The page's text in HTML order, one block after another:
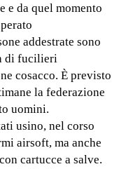
e da quel momento
addestrate sono
di fucilieri
cosacco. È previsto
la federazione
uomini.
usino, nel corso
airsoft, ma anche
cartucce a salve.